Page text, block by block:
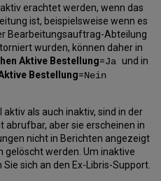
erachtet werden, wenn das
ist, beispielsweise wenn es
Bearbeitungsauftrag-Abteilung
wurden, können daher in
Aktive Bestellung=Jaund in
Bestellung=Nein
als auch inaktiv, sind in der
aber sie erscheinen in
nicht in Berichten angezeigt
gelöscht werden. Um inaktive
sich an den Ex-Libris-Support.